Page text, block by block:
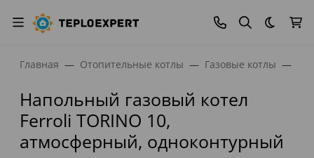
Темная
Главная Отопительные котлы Газовые котлы
Напольный газовый котел
Ferroli TORINO 10,
атмосферный, одноконтурный